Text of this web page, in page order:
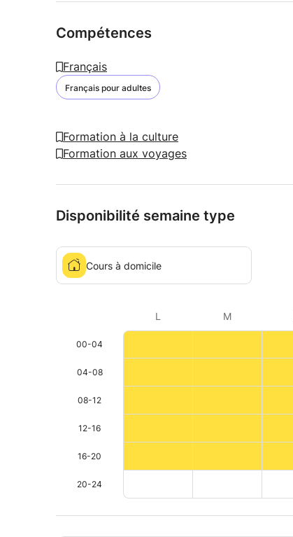
Compétences
Français
Français pour adultes
Formation à la culture
Formation aux voyages
Disponibilité semaine type
Cours à domicile
L M
00-04
04-08
08-12
12-16
16-20
20-24